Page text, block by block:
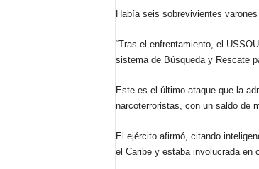
Había seis sobrevivientes
“Tras el enfrentamiento, el
sistema de Búsqueda y Rescate
Este es el último ataque que la
narcoterroristas, con un saldo de
El ejército afirmó, citando
el Caribe y estaba involucrada en